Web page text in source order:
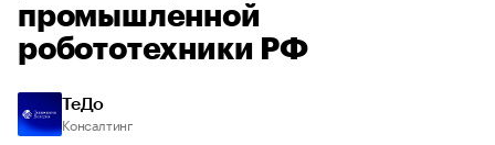
промышленной
робототехники РФ
ТеДо
Консалтинг